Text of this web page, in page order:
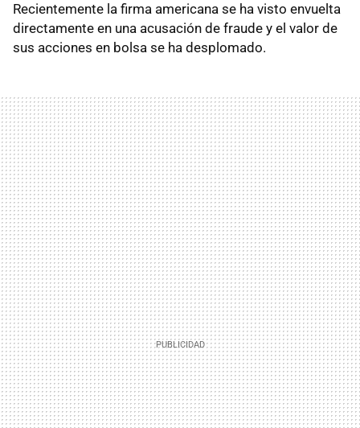
Recientemente la firma americana se ha visto envuelta
directamente en una acusación de fraude y el valor de
sus acciones en bolsa se ha desplomado.